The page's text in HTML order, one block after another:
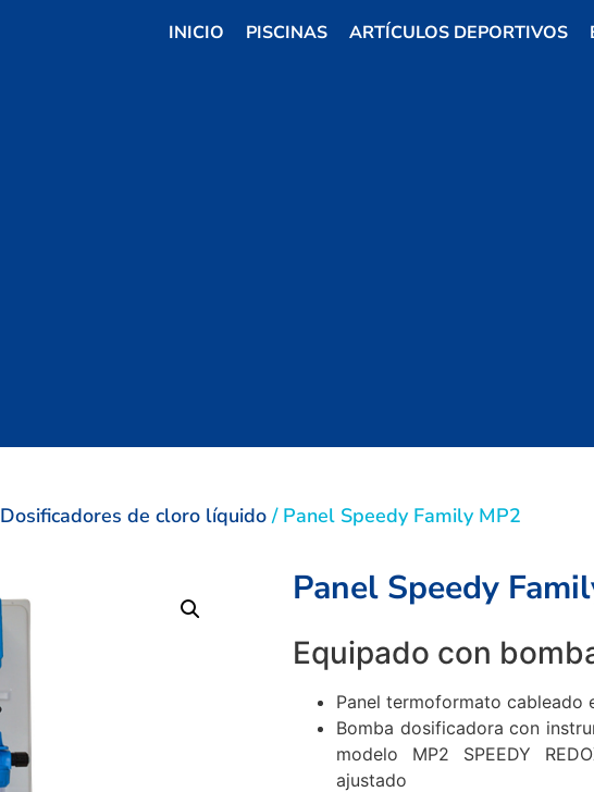
INICIO PISCINAS ARTÍCULOS DEPORTIVOS
Dosificadores de cloro líquido / Panel Speedy Family MP2
Panel Speedy
Equipado con
Panel termoformato cableado
Bomba dosificadora con
modelo MP2 SPEEDY
ajustado